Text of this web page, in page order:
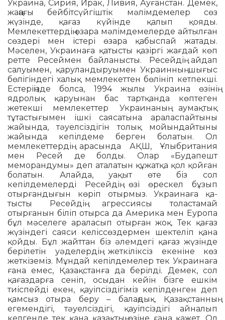
Украина, Сирия, Ирак, Ливия, Ауғанстан. Демек,
жаңағы бейбітсүйгіштік мәлімдемелер сөз
жүзінде, қағаз күйінде қалып қояды.
Мемлекеттердің өзара мәлімдемелерде айтылған
сөздері мен істері өзара қабыспай жатады.
Мәселен, Украинаға қатысты қазіргі жағдай көп
ретте Ресеймен байланысты. Ресейдің айдап
салуымен, қаруландыруымен Украин­ның шығыс
бөлігіндегі халық мемлекеттен бөлініп кетпекші.
Естеріңіз­де болса, 1994 жылы Украина өзінің
ядролық қаруынан бас тартқанда көптеген
жетекші мемлекеттер Украинаның аумақтық
тұтастығымен ішкі саясатына араласпайтыны
жайында, тәуелсіздігін толық мойындайтыны
жайында кепілдеме берген болатын. Ол
мемлекеттердің арасында АҚШ, Ұлыбритания
мен Ресей де болды. Олар «Будапешт
меморандумы» деп аталатын құжатқа қол қойған
болатын. Алайда, уақыт өте біз сол
кепілдемелерді Ресей­дің өзі өрескел бұзып
отырғандығын көріп отырмыз. Украинаға қа­
тысты Ресейдің агрессиясы толастамай
отырғанын біліп отырса да Америка мен Еуропа
бұл мәселеге араласып отырған жоқ. Тек қағаз
жүзіндегі саяси келіссөздермен шектеліп қана
қойды. Бұл жайттан біз әлемдегі қағаз жүзінде
берілетін уәделердің жеткіліксіз екеніне көз
жеткіземіз. Мұндай кепілдемелер тек Украинаға
ғана емес, Қазақстанға да берілді. Демек, сол
қағаздарға сеніп, осыдан кейін бізге ешкім
тиіспейді екен, қауіпсіздігіміз кепілденген деп
қамсыз отыра беру – балаңдық. Қазақстанның
егемендігі, тәуел­сіз­дігі, қауіпсіздігі айналып